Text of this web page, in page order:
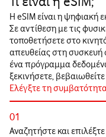
Η eSIM είναι η ψηφιακή
Σε αντίθεση με τις
τοποθετήσετε στο
απευθείας στη συσκευή
ένα πρόγραμμα
ξεκινήσετε,
Ελέγξτε τη
01
Αναζητήστε και